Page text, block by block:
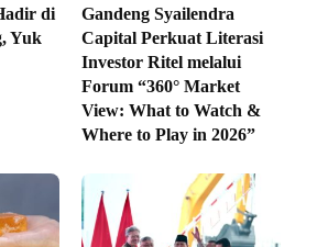
di
Yuk
Gandeng Syailendra
Capital Perkuat Literasi
Investor Ritel melalui
Forum “360° Market
View: What to Watch &
Where to Play in 2026”